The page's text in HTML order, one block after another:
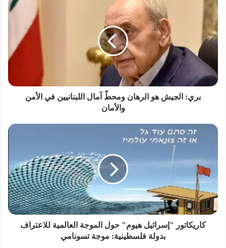
بري: الجيش هو الرهان ومحطّ آمال اللبنانيين في الأمن
والأمان
كاريكاتور "إسرائيل هيوم" حول الموجة العالمية للاعتراف
بدولة فلسطينية: موجة تسونامي